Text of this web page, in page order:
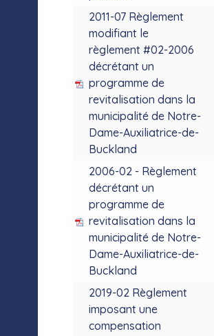
2011-07 Règlement
modifiant le
règlement #02-2006
décrétant un
programme de
revitalisation dans la
municipalité de Notre-
Dame-Auxiliatrice-de-
Buckland
2006-02 - Règlement
décrétant un
programme de
revitalisation dans la
municipalité de Notre-
Dame-Auxiliatrice-de-
Buckland
2019-02 Règlement
imposant une
compensation